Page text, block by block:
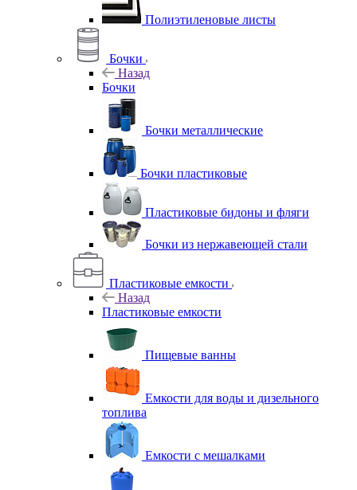
Полиэтиленовые листы
Бочки
Назад
Бочки
Бочки металлические
Бочки пластиковые
Пластиковые бидоны и фляги
Бочки из нержавеющей стали
Пластиковые емкости
Назад
Пластиковые емкости
Пищевые ванны
Емкости для воды и дизельного
топлива
Емкости с мешалками